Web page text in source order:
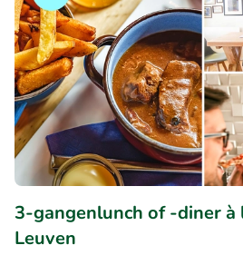
3-gangenlunch of -diner
Leuven